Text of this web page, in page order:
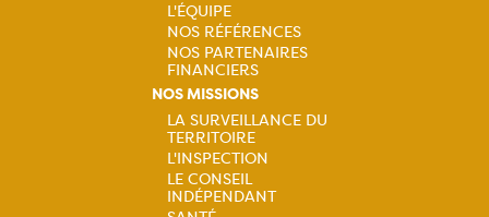
Navigation
principale
L'ÉQUIPE
NOS RÉFÉRENCES
NOS PARTENAIRES
FINANCIERS
NOS MISSIONS
Navigation
principale
LA SURVEILLANCE DU
TERRITOIRE
L'INSPECTION
LE CONSEIL
INDÉPENDANT